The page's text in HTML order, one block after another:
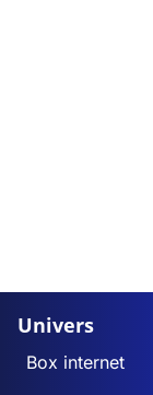
Univers
Box internet